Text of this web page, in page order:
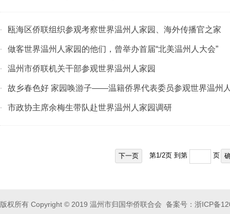
· 瓯海区侨联组织参观考察世界温州人家园、海外传播官之家
· 做客世界温州人家园的他们，曾举办首届“北美温州人大会”
· 温州市侨联机关干部参观世界温州人家园
· 故乡春色好 家园唤游子——温籍侨界代表委员参观世界温州
· 市政协主席余梅生带队赴世界温州人家园调研
下一页 第1/2页 到第 页
版权所有 Copyright © 2019 温州市归国华侨联合会 备案号： 浙ICP备